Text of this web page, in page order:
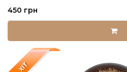
450 грн
XIT